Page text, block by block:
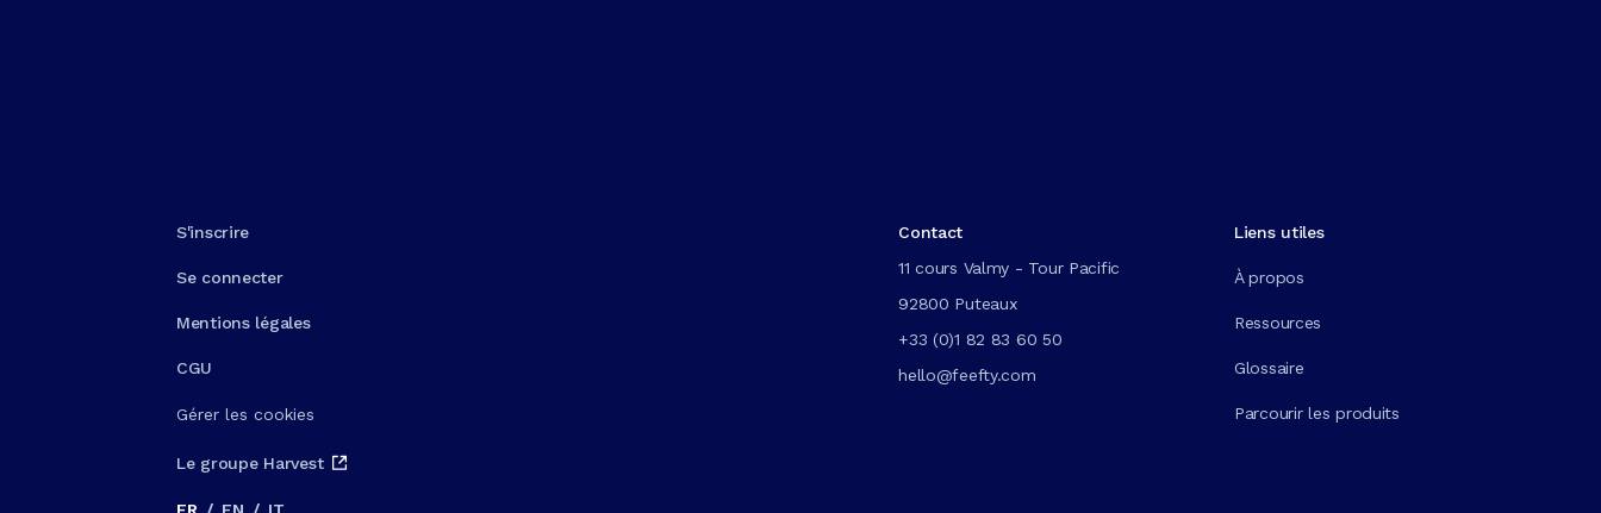
S'inscrire
Se connecter
Mentions légales
CGU
Gérer les cookies
Le groupe Harvest
Contact
11 cours Valmy - Tour Pacific
92800 Puteaux
+33 (0)1 82 83 60 50
hello@feefty.com
Liens utiles
À propos
Ressources
Glossaire
Parcourir les produits